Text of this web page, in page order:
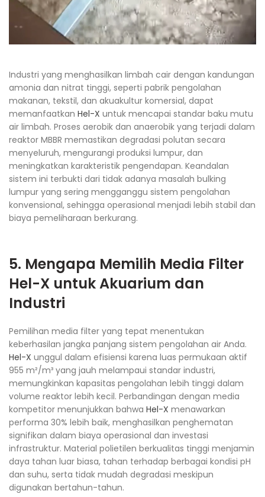
Industri yang menghasilkan limbah cair dengan kandungan
amonia dan nitrat tinggi, seperti pabrik pengolahan
makanan, tekstil, dan akuakultur komersial, dapat
memanfaatkan Hel-X untuk mencapai standar baku mutu
air limbah. Proses aerobik dan anaerobik yang terjadi dalam
reaktor MBBR memastikan degradasi polutan secara
menyeluruh, mengurangi produksi lumpur, dan
meningkatkan karakteristik pengendapan. Keandalan
sistem ini terbukti dari tidak adanya masalah bulking
lumpur yang sering mengganggu sistem pengolahan
konvensional, sehingga operasional menjadi lebih stabil dan
biaya pemeliharaan berkurang.​
5. Mengapa Memilih Media Filter
Hel-X untuk Akuarium dan
Industri
Pemilihan media filter yang tepat menentukan
keberhasilan jangka panjang sistem pengolahan air Anda.
Hel-X unggul dalam efisiensi karena luas permukaan aktif
955 m²/m³ yang jauh melampaui standar industri,
memungkinkan kapasitas pengolahan lebih tinggi dalam
volume reaktor lebih kecil. Perbandingan dengan media
kompetitor menunjukkan bahwa Hel-X menawarkan
performa 30% lebih baik, menghasilkan penghematan
signifikan dalam biaya operasional dan investasi
infrastruktur. Material polietilen berkualitas tinggi menjamin
daya tahan luar biasa, tahan terhadap berbagai kondisi pH
dan suhu, serta tidak mudah degradasi meskipun
digunakan bertahun-tahun.​